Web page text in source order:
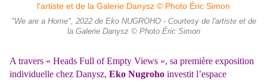
"We are a Home", 2022 de Eko NUGROHO - Courtesy de l'artiste et de
la Galerie Danysz © Photo Éric Simon
A travers « Heads Full of Empty Views », sa première exposition
individuelle chez Danysz, Eko Nugroho investit l’espace